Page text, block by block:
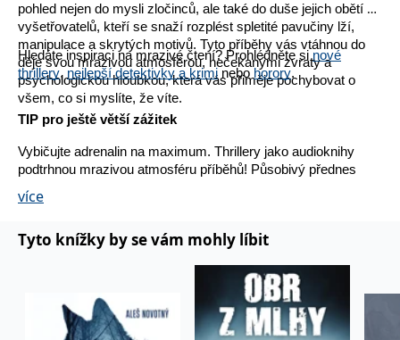
pohled nejen do mysli zločinců, ale také do duše jejich obětí a
vyšetřovatelů, kteří se snaží rozplést spletité pavučiny lží,
manipulace a skrytých motivů. Tyto příběhy vás vtáhnou do
děje svou mrazivou atmosférou, nečekanými zvraty a
psychologickou hloubkou, která vás přiměje pochybovat o
všem, co si myslíte, že víte.
Hledáte inspiraci na mrazivé čtení? Prohlédněte sinové
thrillery, nejlepší detektivky a krimi nebo horory.
TIP pro ještě větší zážitek
Vybičujte adrenalin na maximum. Thrillery jako audioknihy
podtrhnou mrazivou atmosféru příběhů! Působivý přednes
vypravěčů vtáhne do děje tak, že vám bude běhat mráz po
zádech. Temné hlasy, dramatické pauzy a gradace napětí
více
Tyto knížky by se vám mohly líbit
Nezbytně nutné soubory cookie umožňují základní funkce webových
stránek, jako je přihlášení uživatele a správa účtu. Webové stránky nelze
bez nezbytně nutných souborů cookie správně používat.
Název
Provider /
Doména
Vyprší Popis
CookieScriptConsent
CookieScript
používá
služba
Cookie-
Cookie-
Script.com
fungoval